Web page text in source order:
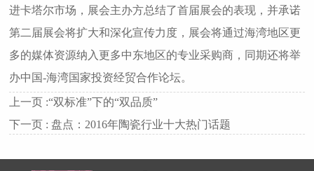
进卡塔尔市场，展会主办方总结了首届展会的表现，并承诺
第二届展会将扩大和深化宣传力度，展会将通过海湾地区更
多的媒体资源纳入更多中东地区的专业采购商，同期还将举
办中国-海湾国家投资经贸合作论坛。
上一页 :“双标准”下的“双品质”
下一页 : 盘点：2016年陶瓷行业十大热门话题